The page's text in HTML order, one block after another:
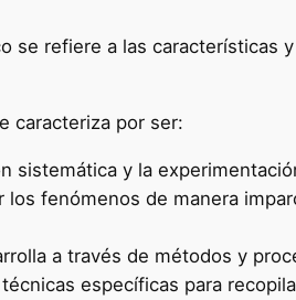
se refiere a las
caracteriza por ser:
sistemática y la
fenómenos de manera
a través de métodos y
específicas para